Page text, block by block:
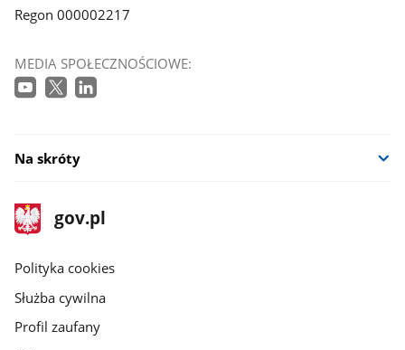
Regon 000002217
MEDIA SPOŁECZNOŚCIOWE:
Na skróty
stopka
gov.pl
Strona
gov.pl
gov.pl
Polityka cookies
Służba cywilna
Profil zaufany